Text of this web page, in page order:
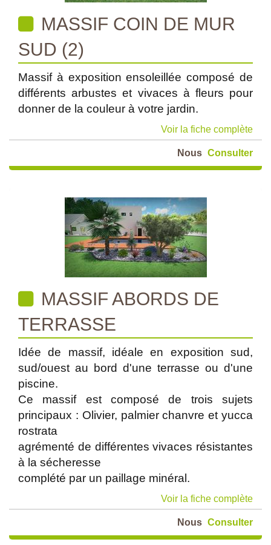
MASSIF COIN DE MUR
SUD (2)
Massif à exposition ensoleillée composé de
différents arbustes et vivaces à fleurs pour
donner de la couleur à votre jardin.
Voir la fiche complète
Nous Consulter
MASSIF ABORDS DE
TERRASSE
Idée de massif, idéale en exposition sud,
sud/ouest au bord d'une terrasse ou d'une
piscine.
Ce massif est composé de trois sujets
principaux : Olivier, palmier chanvre et yucca
rostrata
agrémenté de différentes vivaces résistantes
à la sécheresse
complété par un paillage minéral.
Voir la fiche complète
Nous Consulter